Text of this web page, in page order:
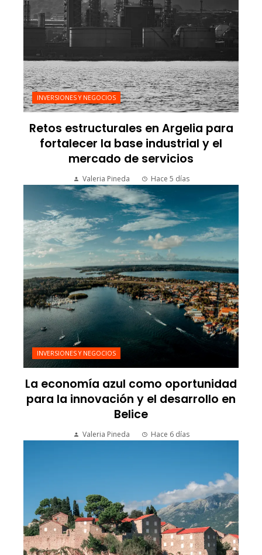
INVERSIONES Y NEGOCIOS
Retos estructurales en Argelia para
fortalecer la base industrial y el
mercado de servicios
Valeria Pineda Hace 5 días
INVERSIONES Y NEGOCIOS
La economía azul como oportunidad
para la innovación y el desarrollo en
Belice
Valeria Pineda Hace 6 días